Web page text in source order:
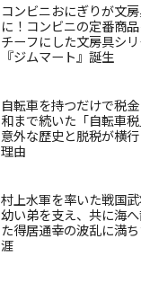
コンビニおにぎりが文
に！コンビニの定番商
チーフにした文房具シ
『ジムマート』誕生
自転車を持つだけで税
和まで続いた「自転車
意外な歴史と脱税が横
理由
村上水軍を率いた戦国武
幼い弟を支え、共に海
た得居通幸の波乱に満
涯